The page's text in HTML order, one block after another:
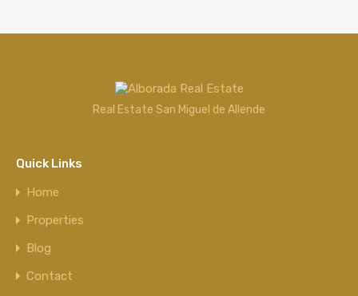
Real Estate San Miguel de Allende
Quick Links
Home
Properties
Blog
Contact